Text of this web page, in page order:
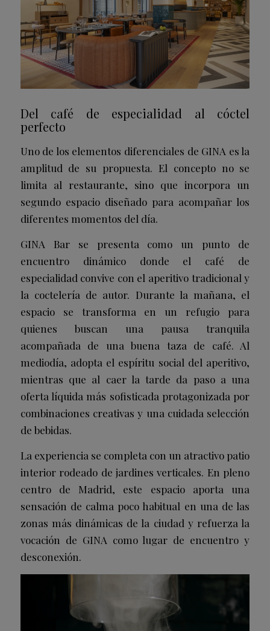
Del café de especialidad al cóctel
perfecto
Uno de los elementos diferenciales de GINA es la
amplitud de su propuesta. El concepto no se
limita al restaurante, sino que incorpora un
segundo espacio diseñado para acompañar los
diferentes momentos del día.
GINA Bar se presenta como un punto de
encuentro dinámico donde el café de
especialidad convive con el aperitivo tradicional y
la coctelería de autor. Durante la mañana, el
espacio se transforma en un refugio para
quienes buscan una pausa tranquila
acompañada de una buena taza de café. Al
mediodía, adopta el espíritu social del aperitivo,
mientras que al caer la tarde da paso a una
oferta líquida más sofisticada protagonizada por
combinaciones creativas y una cuidada selección
de bebidas.
La experiencia se completa con un atractivo patio
interior rodeado de jardines verticales. En pleno
centro de Madrid, este espacio aporta una
sensación de calma poco habitual en una de las
zonas más dinámicas de la ciudad y refuerza la
vocación de GINA como lugar de encuentro y
desconexión.